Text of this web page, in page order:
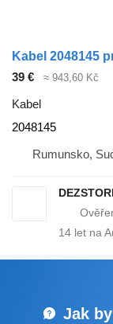
Kabel 2048145
39 €
≈ 943,60 Kč
Kabel
2048145
Rumunsko,
14 let na
Jak